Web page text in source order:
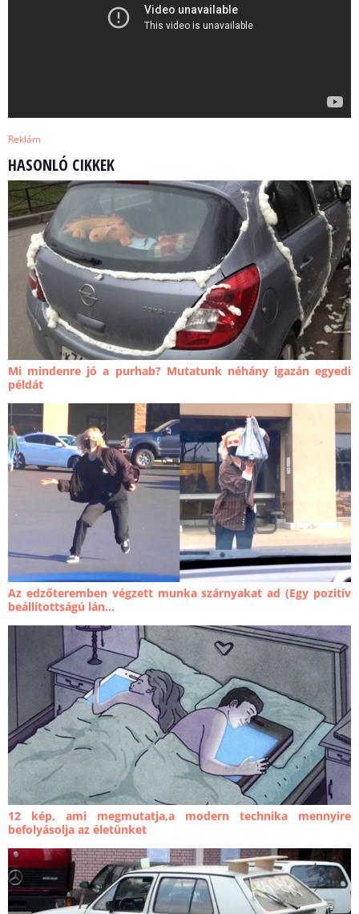
Reklám
HASONLÓ CIKKEK
Mi mindenre jó a purhab? Mutatunk néhány igazán egyedi
példát
Az edzőteremben végzett munka szárnyakat ad (Egy pozitív
beállítottságú lán...
12 kép, ami megmutatja,a modern technika mennyire
befolyásolja az életünket